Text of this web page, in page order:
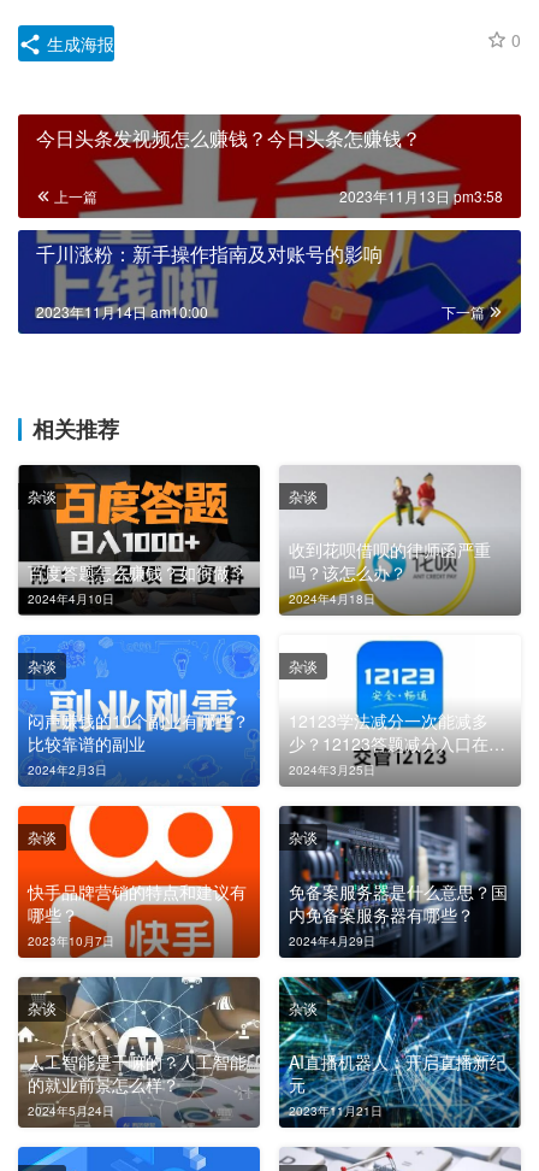
0
生成海报
今日头条发视频怎么赚钱？今日头条怎赚钱？
上一篇 2023年11月13日 pm3:58
千川涨粉：新手操作指南及对账号的影响
下一篇
2023年11月14日 am10:00
相关推荐
百度答题怎么赚钱？如何做？
2024年4月10日
杂谈
收到花呗借呗的律师函严重
吗？该怎么办？
2024年4月18日
杂谈
闷声赚钱的10个副业有哪些？
比较靠谱的副业
2024年2月3日
杂谈
12123学法减分一次能减多
少？12123答题减分入口在
哪？
2024年3月25日
杂谈
快手品牌营销的特点和建议有
哪些？
2023年10月7日
杂谈
免备案服务器是什么意思？国
内免备案服务器有哪些？
2024年4月29日
杂谈
人工智能是干嘛的？人工智能
的就业前景怎么样？
2024年5月24日
杂谈
AI直播机器人：开启直播新纪
元
2023年11月21日
杂谈